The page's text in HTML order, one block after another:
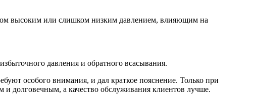
высоким или слишком низким давлением, влияющим на
давления и обратного всасывания.
особого внимания, и дал краткое пояснение. Только при
долговечным, а качество обслуживания клиентов лучше.